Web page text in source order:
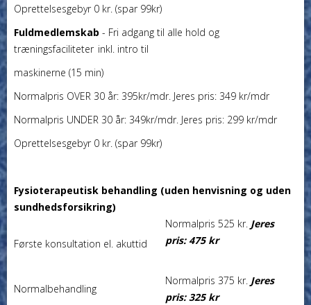
Oprettelsesgebyr 0 kr. (spar 99kr)
Fuldmedlemskab - Fri adgang til alle hold og
træningsfaciliteter inkl. intro til
maskinerne (15 min)
Normalpris OVER 30 år: 395kr/mdr. Jeres pris: 349 kr/mdr
Normalpris UNDER 30 år: 349kr/mdr. Jeres pris: 299 kr/mdr
Oprettelsesgebyr 0 kr. (spar 99kr)
Fysioterapeutisk behandling (uden henvisning og uden
sundhedsforsikring)
Første konsultation el. akuttid
Normalpris 525 kr. Jeres
pris: 475 kr
Normalbehandling
Normalpris 375 kr. Jeres
pris: 325 kr